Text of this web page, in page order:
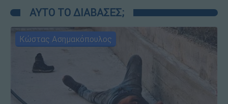
ΑΥΤΟ ΤΟ ΔΙΑΒΑΣΕΣ;
Κώστας Ασημακόπουλος